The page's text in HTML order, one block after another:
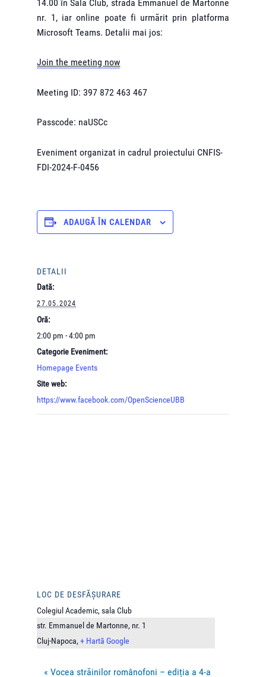
14.00 în Sala Club, strada Emmanuel de Martonne
nr. 1, iar online poate fi urmărit prin platforma
Microsoft Teams. Detalii mai jos:
Join the meeting now
Meeting ID: 397 872 463 467
Passcode: naUSCc
Eveniment organizat in cadrul proiectului CNFIS-
FDI-2024-F-0456
ADAUGĂ ÎN CALENDAR
DETALII
Dată:
27.05.2024
Oră:
2:00 pm - 4:00 pm
Categorie Eveniment:
Homepage Events
Site web:
https://www.facebook.com/OpenScienceUBB
LOC DE DESFĂȘURARE
Colegiul Academic, sala Club
str. Emmanuel de Martonne, nr. 1
Cluj-Napoca, + Hartă Google
« Vocea străinilor românofoni – ediția a 4-a